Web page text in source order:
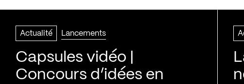
Actualité Lancements
Capsules vidéo |
Concours d’idées en